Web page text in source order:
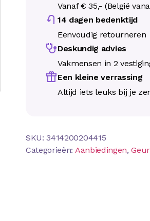
Vanaf € 35,- (België
14 dagen bedenktijd
Eenvoudig retourneren
Deskundig advies
Vakmensen in 2
Een kleine verrassing
Altijd iets leuks bij je
SKU:3414200204415
Categorieën: Aanbiedingen,